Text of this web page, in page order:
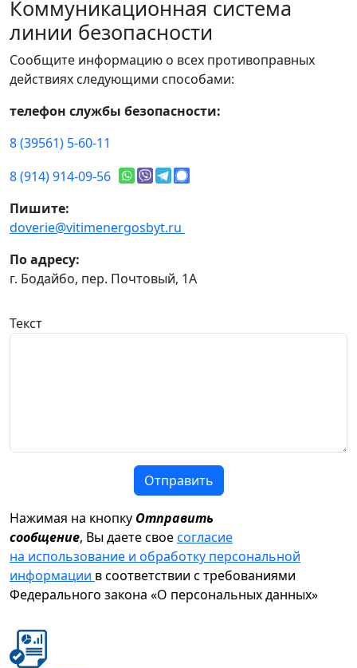
Коммуникационная система
линии безопасности
Сообщите информацию о всех противоправных
действиях следующими способами:
телефон службы безопасности:
8 (39561) 5-60-11
8 (914) 914-09-56
Пишите:
doverie@vitimenergosbyt.ru
По адресу:
г. Бодайбо, пер. Почтовый, 1А
Текст
Отправить
Нажимая на кнопку Отправить
сообщение, Вы даете своесогласие
на использование и обработку персональной
информации в соответствии с требованиями
Федерального закона «О персональных данных»